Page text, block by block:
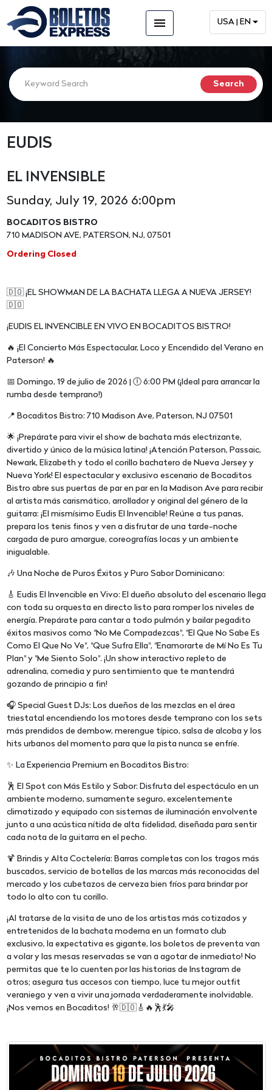
menu USA | EN
EUDIS
EL INVENSIBLE
Sunday, July 19, 2026 6:00pm
BOCADITOS BISTRO
710 MADISON AVE, PATERSON, NJ, 07501
Ordering Closed
🇩🇴 ¡EL SHOWMAN DE LA BACHATA LLEGA A NUEVA JERSEY!
🇩🇴
¡EUDIS EL INVENCIBLE EN VIVO EN BOCADITOS BISTRO!
🔥 ¡El Concierto Más Espectacular, Loco y Encendido del Verano en
Paterson! 🔥
📅 Domingo, 19 de julio de 2026 | 🕕 6:00 PM (¡Ideal para arrancar la
rumba desde temprano!)
📍 Bocaditos Bistro: 710 Madison Ave, Paterson, NJ 07501
🌟 ¡Prepárate para vivir el show de bachata más electrizante,
divertido y único de la música latina! ¡Atención Paterson, Passaic,
Newark, Elizabeth y todo el corillo bachatero de Nueva Jersey y
Nueva York! El espectacular y exclusivo escenario de Bocaditos
Bistro abre sus puertas de par en par en la Madison Ave para recibir
al artista más carismático, arrollador y original del género de la
guitarra: ¡El mismísimo Eudis El Invencible! Reúne a tus panas,
prepara los tenis finos y ven a disfrutar de una tarde-noche
cargada de puro amargue, coreografías locas y un ambiente
inigualable.
🎶 Una Noche de Puros Éxitos y Puro Sabor Dominicano:
🎸 Eudis El Invencible en Vivo: El dueño absoluto del escenario llega
con toda su orquesta en directo listo para romper los niveles de
energía. Prepárate para cantar a todo pulmón y bailar pegadito
éxitos masivos como "No Me Compadezcas", "El Que No Sabe Es
Como El Que No Ve", "Que Sufra Ella", "Enamorarte de Mí No Es Tu
Plan" y "Me Siento Solo". ¡Un show interactivo repleto de
adrenalina, comedia y puro sentimiento que te mantendrá
gozando de principio a fin!
🎧 Special Guest DJs: Los dueños de las mezclas en el área
triestatal encendiendo los motores desde temprano con los sets
más prendidos de dembow, merengue típico, salsa de alcoba y los
hits urbanos del momento para que la pista nunca se enfríe.
✨ La Experiencia Premium en Bocaditos Bistro:
🕺 El Spot con Más Estilo y Sabor: Disfruta del espectáculo en un
ambiente moderno, sumamente seguro, excelentemente
climatizado y equipado con sistemas de iluminación envolvente
junto a una acústica nítida de alta fidelidad, diseñada para sentir
cada nota de la guitarra en el pecho.
🍹 Brindis y Alta Coctelería: Barras completas con los tragos más
buscados, servicio de botellas de las marcas más reconocidas del
mercado y los cubetazos de cerveza bien fríos para brindar por
todo lo alto con tu corillo.
¡Al tratarse de la visita de uno de los artistas más cotizados y
entretenidos de la bachata moderna en un formato club
exclusivo, la expectativa es gigante, los boletos de preventa van
a volar y las mesas reservadas se van a agotar de inmediato! No
permitas que te lo cuenten por las historias de Instagram de
otros; asegura tus accesos con tiempo, luce tu mejor outfit
veraniego y ven a vivir una jornada verdaderamente inolvidable.
¡Nos vemos en Bocaditos! 🥂🇩🇴🎸🔥🕺💃🎤